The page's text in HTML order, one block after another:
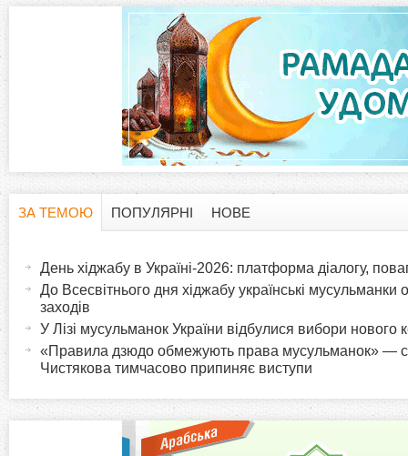
ЗА ТЕМОЮ
в
ПОПУЛЯРНІ НОВЕ
День хіджабу в Україні-2026: платформа діалогу,
До Всесвітнього дня хіджабу українські мусульманки
заходів
У Лізі мусульманок України відбулися вибори нового
«Правила дзюдо обмежують права мусульманок» —
Чистякова тимчасово припиняє виступи